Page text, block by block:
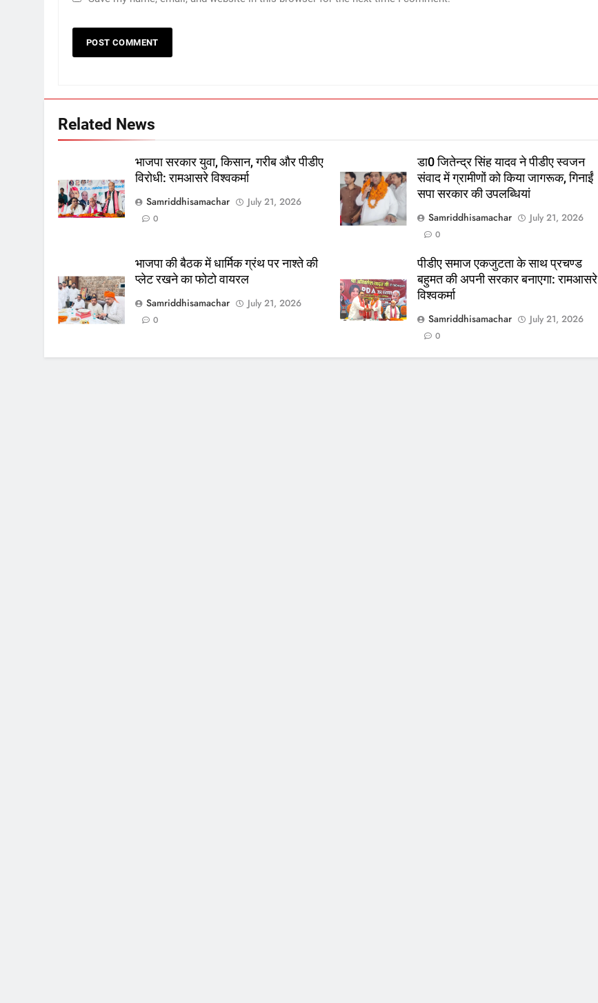
Related News
भाजपा सरकार युवा, किसान, गरीब और पीडीए
विरोधी: रामआसरे विश्वकर्मा
Samriddhisamachar
July 21, 2026
0
डा0 जितेन्द्र सिंह यादव ने पीडीए स्वजन
संवाद में ग्रामीणों को किया जागरूक, गिनाईं
सपा सरकार की उपलब्धियां
Samriddhisamachar
July 21, 2026
0
भाजपा की बैठक में धार्मिक ग्रंथ पर नाश्ते की
प्लेट रखने का फोटो वायरल
Samriddhisamachar
July 21, 2026
0
पीडीए समाज एकजुटता के साथ प्रचण्ड
बहुमत की अपनी सरकार बनाएगा: रामआसरे
विश्वकर्मा
Samriddhisamachar
July 21, 2026
0